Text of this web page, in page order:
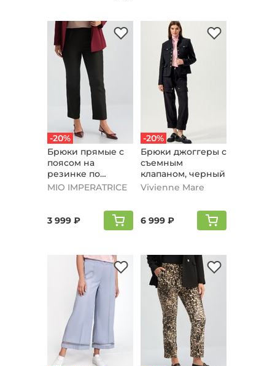
-20%
Брюки прямые с
поясом на
резинке по
спинке, черный
MIO IMPERATRICE
3 999 ₽
-20%
Брюки джоггеры с
съемным
клапаном, черный
Vivienne Mare
6 999 ₽